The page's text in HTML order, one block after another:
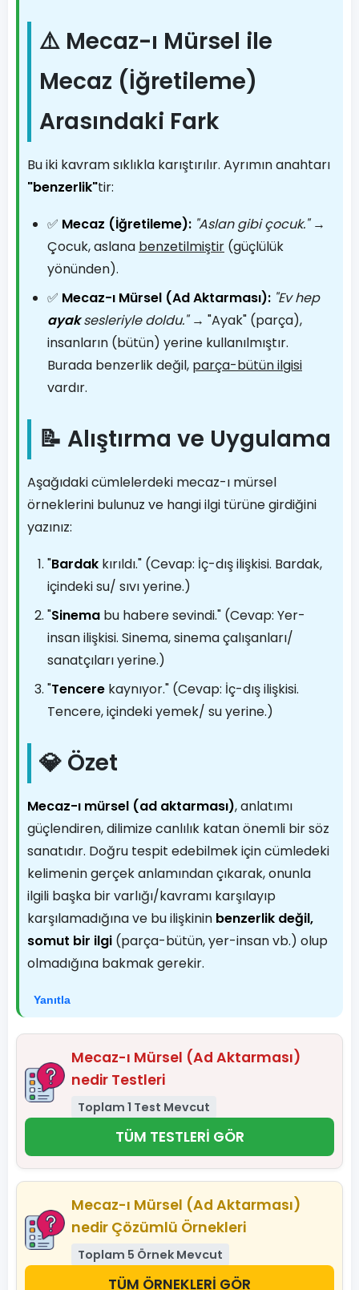
⚠️ Mecaz-ı Mürsel ile
Mecaz (İğretileme)
Arasındaki Fark
Bu iki kavram sıklıkla karıştırılır. Ayrımın anahtarı
"benzerlik"tir:
✅ Mecaz (İğretileme): "Aslan gibi çocuk."→
Çocuk, aslana benzetilmiştir (güçlülük
yönünden).
✅ Mecaz-ı Mürsel (Ad Aktarması): "Ev hep
ayaksesleriyle doldu."→ "Ayak" (parça),
insanların (bütün) yerine kullanılmıştır.
Burada benzerlik değil, parça-bütün ilgisi
vardır.
📝 Alıştırma ve Uygulama
Aşağıdaki cümlelerdeki mecaz-ı mürsel
örneklerini bulunuz ve hangi ilgi türüne girdiğini
yazınız:
"Bardak kırıldı." (Cevap: İç-dış ilişkisi. Bardak,
içindeki su/ sıvı yerine.)
"Sinema bu habere sevindi." (Cevap: Yer-
insan ilişkisi. Sinema, sinema çalışanları/
sanatçıları yerine.)
"Tencere kaynıyor." (Cevap: İç-dış ilişkisi.
Tencere, içindeki yemek/ su yerine.)
💎 Özet
Mecaz-ı mürsel (ad aktarması), anlatımı
güçlendiren, dilimize canlılık katan önemli bir söz
sanatıdır. Doğru tespit edebilmek için cümledeki
kelimenin gerçek anlamından çıkarak, onunla
ilgili başka bir varlığı/kavramı karşılayıp
karşılamadığına ve bu ilişkinin benzerlik değil,
somut bir ilgi (parça-bütün, yer-insan vb.) olup
olmadığına bakmak gerekir.
Yanıtla
Mecaz-ı Mürsel (Ad Aktarması)
nedir Testleri
Toplam 1 Test Mevcut
TÜM TESTLERİ GÖR
Mecaz-ı Mürsel (Ad Aktarması)
nedir Çözümlü Örnekleri
Toplam 5 Örnek Mevcut
TÜM ÖRNEKLERİ GÖR